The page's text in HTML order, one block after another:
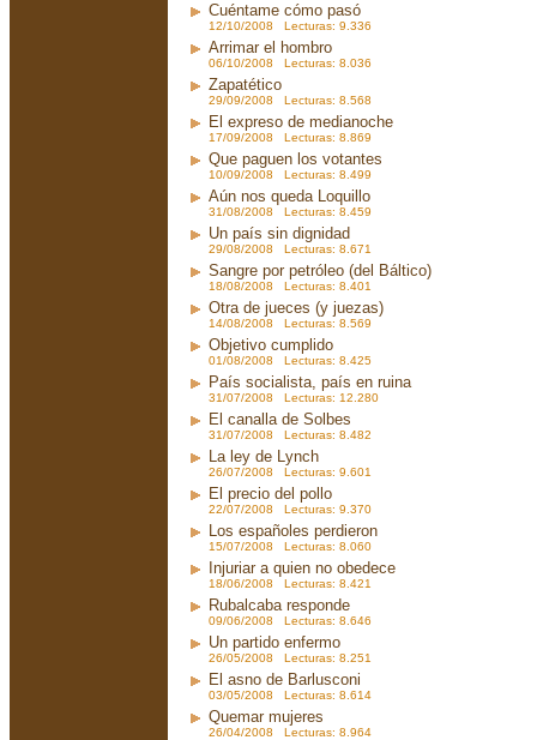
Cuéntame cómo pasó
12/10/2008 Lecturas: 9.336
Arrimar el hombro
06/10/2008 Lecturas: 8.036
Zapatético
29/09/2008 Lecturas: 8.568
El expreso de medianoche
17/09/2008 Lecturas: 8.869
Que paguen los votantes
10/09/2008 Lecturas: 8.499
Aún nos queda Loquillo
31/08/2008 Lecturas: 8.459
Un país sin dignidad
29/08/2008 Lecturas: 8.671
Sangre por petróleo (del Báltico)
18/08/2008 Lecturas: 8.401
Otra de jueces (y juezas)
14/08/2008 Lecturas: 8.569
Objetivo cumplido
01/08/2008 Lecturas: 8.425
País socialista, país en ruina
31/07/2008 Lecturas: 12.280
El canalla de Solbes
31/07/2008 Lecturas: 8.482
La ley de Lynch
26/07/2008 Lecturas: 9.601
El precio del pollo
22/07/2008 Lecturas: 9.370
Los españoles perdieron
15/07/2008 Lecturas: 8.060
Injuriar a quien no obedece
18/06/2008 Lecturas: 8.421
Rubalcaba responde
09/06/2008 Lecturas: 8.646
Un partido enfermo
26/05/2008 Lecturas: 8.251
El asno de Barlusconi
03/05/2008 Lecturas: 8.614
Quemar mujeres
26/04/2008 Lecturas: 8.964